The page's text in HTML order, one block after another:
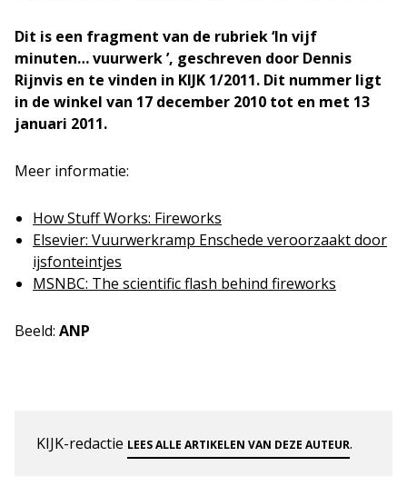
Dit is een fragment van de rubriek ‘In vijf
minuten… vuurwerk ’, geschreven door Dennis
Rijnvis en te vinden in KIJK 1/2011. Dit nummer ligt
in de winkel van 17 december 2010 tot en met 13
januari 2011.
Meer informatie:
How Stuff Works: Fireworks
Elsevier: Vuurwerkramp Enschede veroorzaakt door
ijsfonteintjes
MSNBC: The scientific flash behind fireworks
Beeld: ANP
KIJK-redactie LEES ALLE ARTIKELEN VAN DEZE AUTEUR.